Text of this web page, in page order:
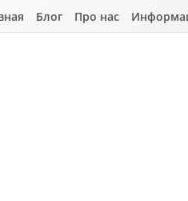
Блог Про нас